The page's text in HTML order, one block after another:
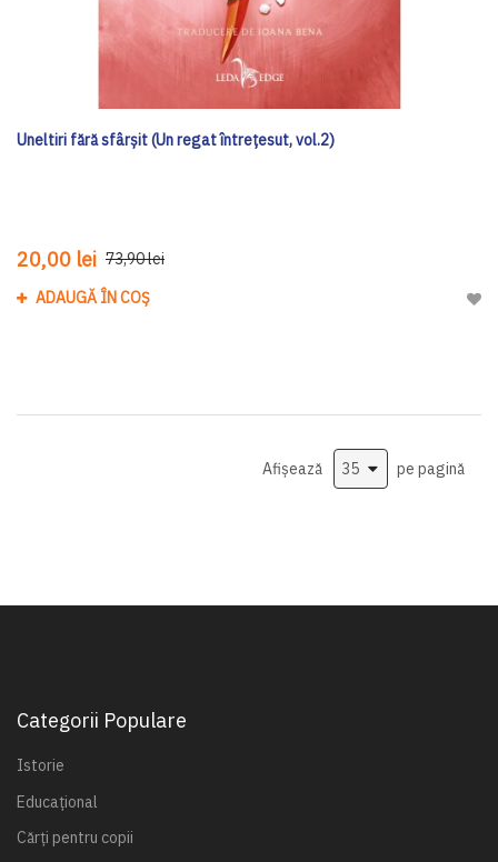
Uneltiri fără sfârșit (Un regat întrețesut, vol.2)
20,00 lei 73,90 lei
ADAUGĂ ÎN COȘ
Afișează pe pagină
Categorii Populare
Istorie
Educațional
Cărți pentru copii